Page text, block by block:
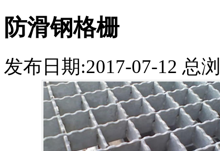
防滑钢格栅
发布日期:2017-07-12 总